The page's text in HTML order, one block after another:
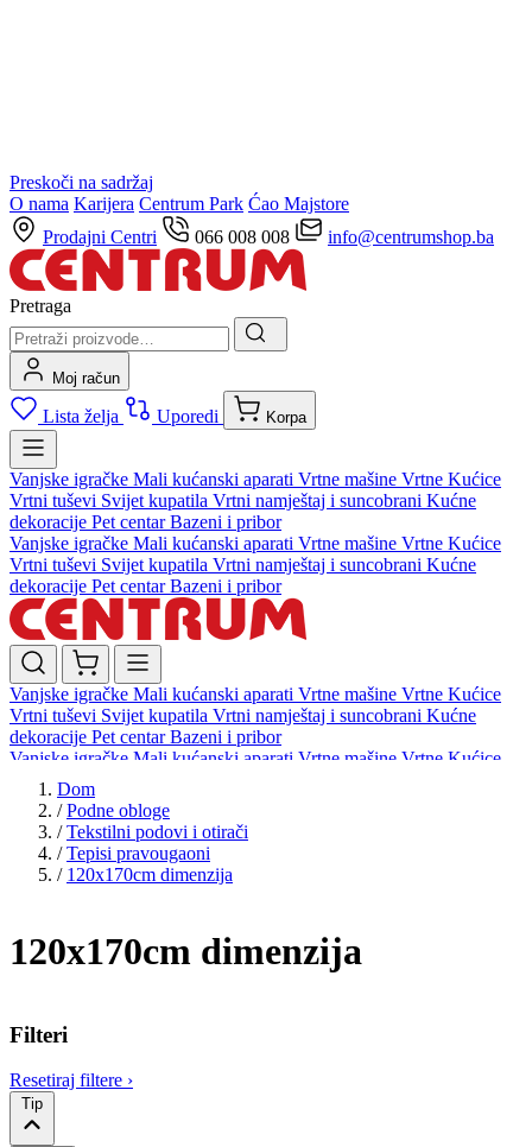
Preskoči na sadržaj
O nama Karijera Centrum Park Ćao Majstore
Prodajni Centri
066 008 008 info@centrumshop.ba
Pretraga
Moj račun
Lista želja Uporedi Korpa
Vanjske igračke Mali kućanski aparati Vrtne mašine Vrtne Kućice
Vrtni tuševi Svijet kupatila Vrtni namještaj i suncobrani Kućne
dekoracije Pet centarBazeni i pribor
Vanjske igračke Mali kućanski aparati Vrtne mašine Vrtne Kućice
Vrtni tuševi Svijet kupatila Vrtni namještaj i suncobrani Kućne
dekoracije Pet centarBazeni i pribor
Vanjske igračke Mali kućanski aparati Vrtne mašine Vrtne Kućice
Vrtni tuševi Svijet kupatila Vrtni namještaj i suncobrani Kućne
dekoracije Pet centarBazeni i pribor
Vanjske igračke Mali kućanski aparati Vrtne mašine Vrtne Kućice
Vrtni tuševi
dekoracijePet centar
Dom
/ Podne obloge
/ Tekstilni podovi i otirači
/ Tepisi pravougaoni
/ 120x170cm dimenzija
120x170cm dimenzija
Filteri
Resetiraj filtere ›
Tip